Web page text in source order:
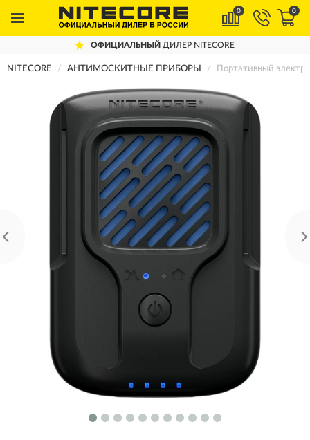
0 0
ОФИЦИАЛЬНЫЙ ДИЛЕР NITECORE
NITECORE АНТИМОСКИТНЫЕ ПРИБОРЫ Портативный